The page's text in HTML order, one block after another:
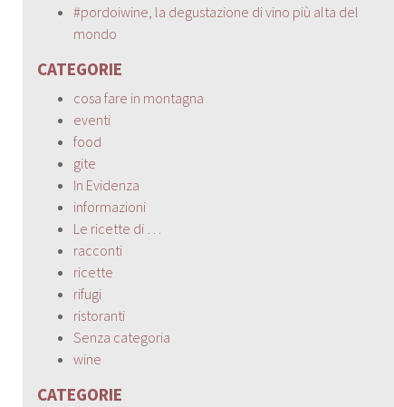
#pordoiwine, la degustazione di vino più alta del
mondo
CATEGORIE
cosa fare in montagna
eventi
food
gite
In Evidenza
informazioni
Le ricette di …
racconti
ricette
rifugi
ristoranti
Senza categoria
wine
CATEGORIE